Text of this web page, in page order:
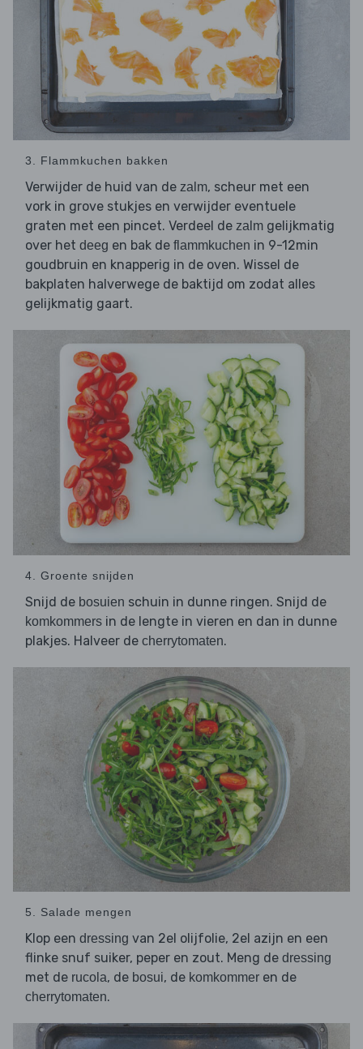
3. Flammkuchen bakken
Verwijder de huid van de zalm, scheur met een
vork in grove stukjes en verwijder eventuele
graten met een pincet. Verdeel de zalm gelijkmatig
over het deeg en bak de flammkuchen in 9-12min
goudbruin en knapperig in de oven. Wissel de
bakplaten halverwege de baktijd om zodat alles
gelijkmatig gaart.
4. Groente snijden
Snijd de bosuien schuin in dunne ringen. Snijd de
komkommers in de lengte in vieren en dan in dunne
plakjes. Halveer de cherrytomaten.
5. Salade mengen
Klop een dressing van 2el olijfolie, 2el azijn en een
flinke snuf suiker, peper en zout. Meng de dressing
met de rucola, de bosui, de komkommer en de
cherrytomaten.